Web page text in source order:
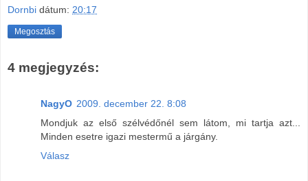
Dornbi dátum: 20:17
Megosztás
4 megjegyzés:
NagyO 2009. december 22. 8:08
Mondjuk az első szélvédőnél sem látom, mi tartja azt...
Minden esetre igazi mestermű a járgány.
Válasz